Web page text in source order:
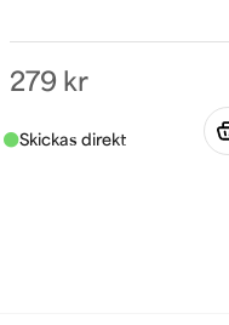
279 kr